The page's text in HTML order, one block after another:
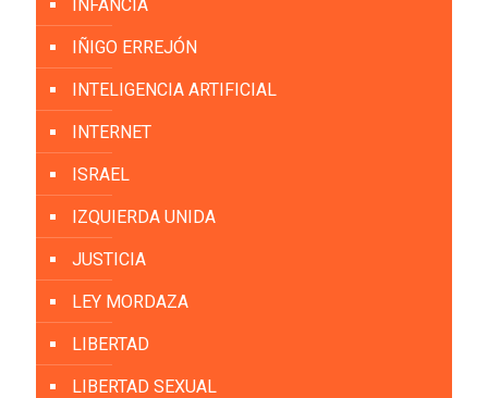
INFANCIA
IÑIGO ERREJÓN
INTELIGENCIA ARTIFICIAL
INTERNET
ISRAEL
IZQUIERDA UNIDA
JUSTICIA
LEY MORDAZA
LIBERTAD
LIBERTAD SEXUAL